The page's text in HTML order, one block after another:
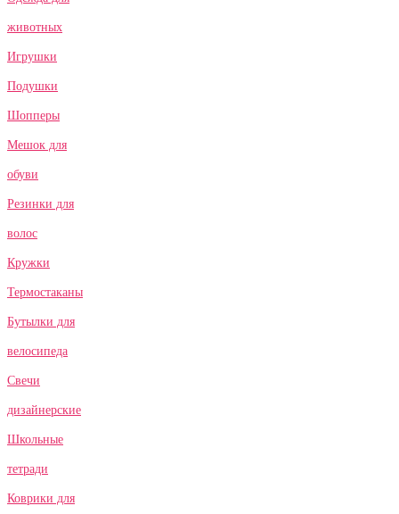
животных
Игрушки
Подушки
Шопперы
Мешок для
обуви
Резинки для
волос
Кружки
Термостаканы
Бутылки для
велосипеда
Свечи
дизайнерские
Школьные
тетради
Коврики для